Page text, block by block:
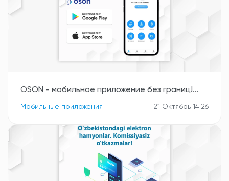
OSON - мобильное приложение без границ!...
Мобильные приложения 21 Октябрь 14:26